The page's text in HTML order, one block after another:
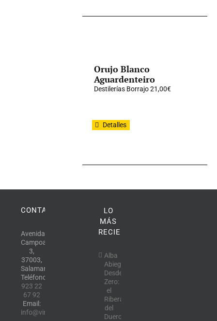
Orujo Blanco
Aguardenteiro
Destilerías Borrajo 21,00€
Detalles
CONTACTO
Avenida
Campoamor,
3,
37003,
Salamanca.
Teléfono:
923 22
67 92
Email:
info@vinotecalavendimia.es
LO
MÁS
RECIENTE
Alba
Abiega
Desde
Zero:
el
Ribera
del
Duero